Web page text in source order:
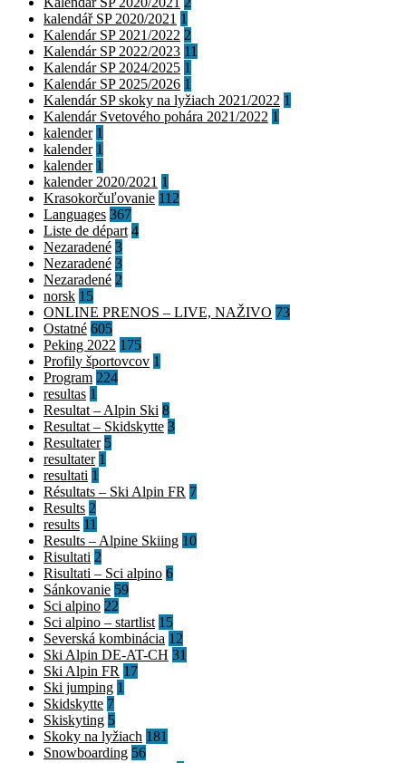
kalendář SP 2020/2021 1
Kalendár SP 2021/2022 2
Kalendár SP 2022/2023 11
Kalendár SP 2024/2025 1
Kalendár SP 2025/2026 1
Kalendár SP skoky na lyžiach 2021/2022 1
Kalendár Svetového pohára 2021/2022 1
kalender 1
kalender 1
kalender 1
kalender 2020/2021 1
Krasokorčuľovanie 112
Languages 367
Liste de départ 4
Nezaradené 3
Nezaradené 3
Nezaradené 2
norsk 15
ONLINE PRENOS – LIVE, NAŽIVO 73
Ostatné 605
Peking 2022 175
Profily športovcov 1
Program 224
resultas 1
Resultat – Alpin Ski 8
Resultat – Skidskytte 3
Resultater 5
resultater 1
resultati 1
Résultats – Ski Alpin FR 7
Results 2
results 11
Results – Alpine Skiing 10
Risultati 2
Risultati – Sci alpino 6
Sánkovanie 59
Sci alpino 22
Sci alpino – startlist 15
Severská kombinácia 12
Ski Alpin DE-AT-CH 31
Ski Alpin FR 17
Ski jumping 1
Skidskytte 7
Skiskyting 5
Skoky na lyžiach 181
Snowboarding 56